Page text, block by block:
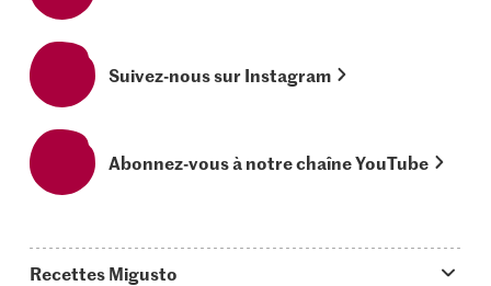
Suivez-nous sur Instagram
Abonnez-vous à notre chaîne YouTube
Recettes Migusto